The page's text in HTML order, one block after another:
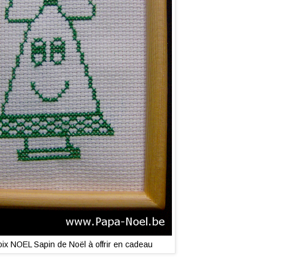
NOEL Sapin de Noël à offrir en cadeau